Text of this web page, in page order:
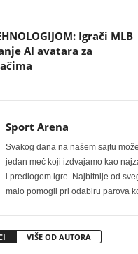
Igrači MLB
AI avatara za
Sport Arena
Svakog dana na našem sajtu
jedan meč koji izdvajamo kao
i predlogom igre. Najbitnije od
malo pomogli pri odabiru parova
VIŠE OD AUTORA